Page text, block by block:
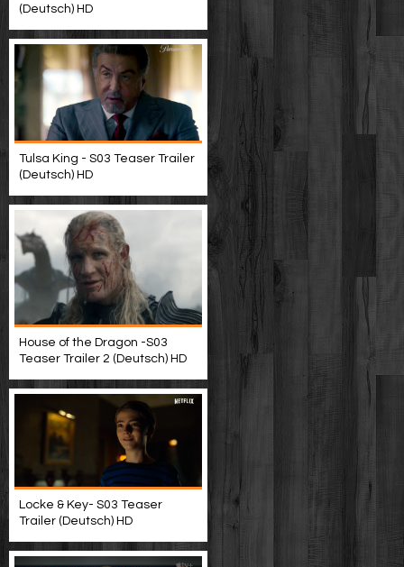
(Deutsch) HD
Tulsa King - S03 Teaser Trailer
(Deutsch) HD
House of the Dragon -S03
Teaser Trailer 2 (Deutsch) HD
Locke & Key- S03 Teaser
Trailer (Deutsch) HD